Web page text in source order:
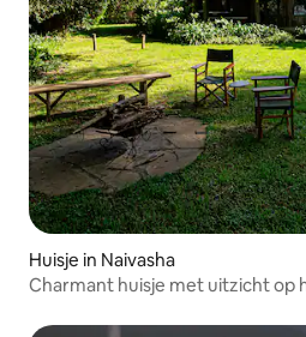
Huisje in Naivasha
Charmant huisje met uitzicht op